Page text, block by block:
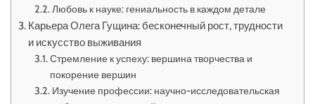
Любовь к науке: гениальность в каждом детале
Карьера Олега Гущина: бесконечный рост, трудности
и искусство выживания
Стремление к успеху: вершина творчества и
покорение вершин
Изучение профессии: научно-исследовательская